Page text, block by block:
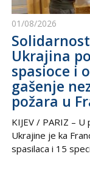
01/08/2026
Ukrajina
spasioce i
gašenje
požara u
KIJEV / PARIZ –
Ukrajine je ka
spasilaca i 15